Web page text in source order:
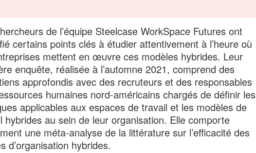
de l’équipe Steelcase WorkSpace Futures ont
certains points clés à étudier attentivement à l’heure où
mettent en œuvre ces modèles hybrides. Leur
enquête, réalisée à l’automne 2021, comprend des
approfondis avec des recruteurs et des responsables
humaines nord-américains chargés de définir les
applicables aux espaces de travail et les modèles de
hybrides au sein de leur organisation. Elle comporte
une méta-analyse de la littérature sur l’efficacité des
d’organisation hybrides.